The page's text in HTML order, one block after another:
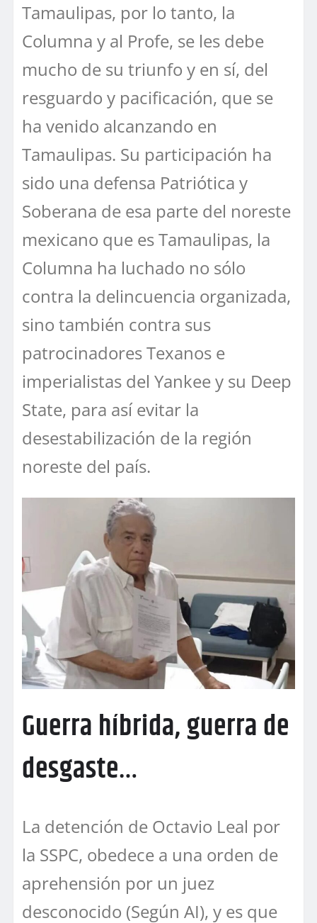
Tamaulipas, por lo tanto, la
Columna y al Profe, se les debe
mucho de su triunfo y en sí, del
resguardo y pacificación, que se
ha venido alcanzando en
Tamaulipas. Su participación ha
sido una defensa Patriótica y
Soberana de esa parte del noreste
mexicano que es Tamaulipas, la
Columna ha luchado no sólo
contra la delincuencia organizada,
sino también contra sus
patrocinadores Texanos e
imperialistas del Yankee y su Deep
State, para así evitar la
desestabilización de la región
noreste del país.
Guerra híbrida, guerra de
desgaste…
La detención de Octavio Leal por
la SSPC, obedece a una orden de
aprehensión por un juez
desconocido (Según AI), y es que